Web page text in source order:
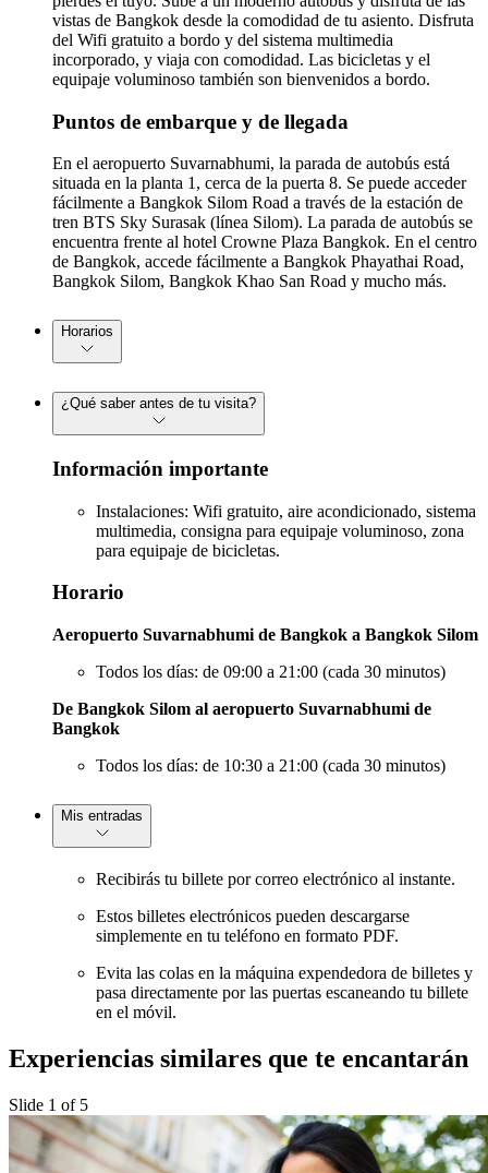
vistas de Bangkok desde la comodidad de tu asiento. Disfruta
del Wifi gratuito a bordo y del sistema multimedia
incorporado, y viaja con comodidad. Las bicicletas y el
equipaje voluminoso también son bienvenidos a bordo.
Puntos de embarque y de llegada
En el aeropuerto Suvarnabhumi, la parada de autobús está
situada en la planta 1, cerca de la puerta 8. Se puede acceder
fácilmente a Bangkok Silom Road a través de la estación de
tren BTS Sky Surasak (línea Silom). La parada de autobús se
encuentra frente al hotel Crowne Plaza Bangkok. En el centro
de Bangkok, accede fácilmente a Bangkok Phayathai Road,
Bangkok Silom, Bangkok Khao San Road y mucho más.
Horarios
¿Qué saber antes de tu visita?
Información importante
Instalaciones: Wifi gratuito, aire acondicionado, sistema
multimedia, consigna para equipaje voluminoso, zona
para equipaje de bicicletas.
Horario
Aeropuerto Suvarnabhumi de Bangkok a Bangkok Silom
Todos los días: de 09:00 a 21:00 (cada 30 minutos)
De Bangkok Silom al aeropuerto Suvarnabhumi de
Bangkok
Todos los días: de 10:30 a 21:00 (cada 30 minutos)
Mis entradas
Recibirás tu billete por correo electrónico al instante.
Estos billetes electrónicos pueden descargarse
simplemente en tu teléfono en formato PDF.
Evita las colas en la máquina expendedora de billetes y
pasa directamente por las puertas escaneando tu billete
en el móvil.
Experiencias similares que te encantarán
Slide 1 of 5